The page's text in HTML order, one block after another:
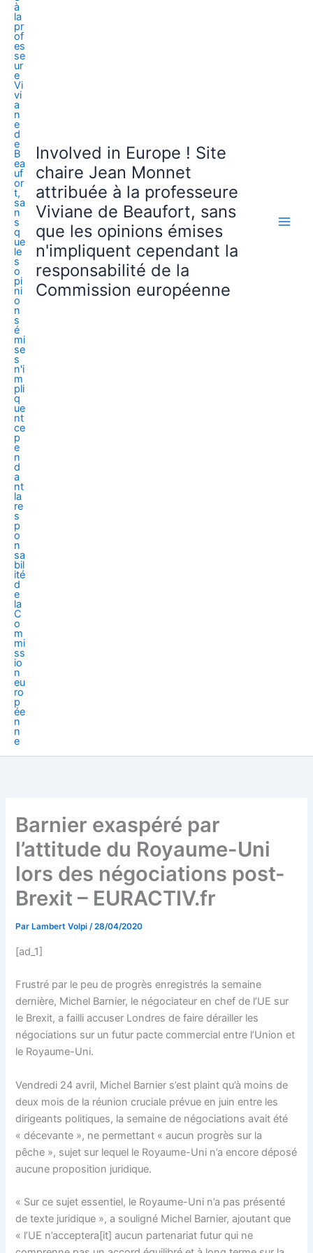
Involved in Europe ! Site
chaire Jean Monnet
attribuée à la professeure
Viviane de Beaufort, sans
que les opinions émises
n'impliquent cependant la
responsabilité de la
Commission européenne
Barnier exaspéré par
l’attitude du Royaume-Uni
lors des négociations post-
Brexit – EURACTIV.fr
Par Lambert Volpi/28/04/2020
[ad_1]
Frustré par le peu de progrès enregistrés la semaine
dernière, Michel Barnier, le négociateur en chef de l’UE sur
le Brexit, a failli accuser Londres de faire dérailler les
négociations sur un futur pacte commercial entre l’Union et
le Royaume-Uni.
Vendredi 24 avril, Michel Barnier s’est plaint qu’à moins de
deux mois de la réunion cruciale prévue en juin entre les
dirigeants politiques, la semaine de négociations avait été
« décevante », ne permettant « aucun progrès sur la
pêche », sujet sur lequel le Royaume-Uni n’a encore déposé
aucune proposition juridique.
« Sur ce sujet essentiel, le Royaume-Uni n’a pas présenté
de texte juridique », a souligné Michel Barnier, ajoutant que
« l’UE n’acceptera[it] aucun partenariat futur qui ne